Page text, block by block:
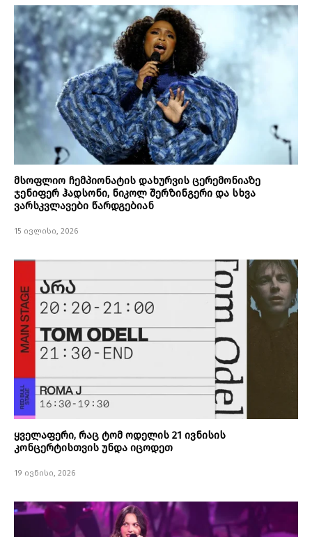
მსოფლიო ჩემპიონატის დახურვის ცერემონიაზე
ჯენიფერ ჰადსონი, ნიკოლ შერზინგერი და სხვა
ვარსკვლავები წარდგებიან
15 ივლისი, 2026
ყველაფერი, რაც ტომ ოდელის 21 ივნისის
კონცერტისთვის უნდა იცოდეთ
19 ივნისი, 2026